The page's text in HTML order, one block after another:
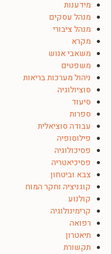
מידענות
מנהל עסקים
מנהל ציבורי
מקרא
משאבי אנוש
משפטים
ניהול מערכות בריאות
סוציולוגיה
סיעוד
ספרות
עבודה סוציאלית
פילוסופיה
פסיכולוגיה
פסיכיאטריה
צבא וביטחון
קוגניציה וחקר המוח
קולנוע
קרימינולוגיה
רפואה
תיאטרון
תקשורת